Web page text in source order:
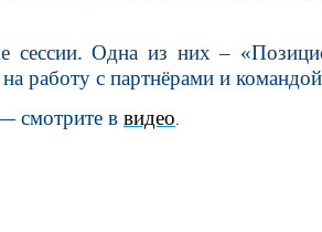
сессии. Одна из них –
работу с партнёрами и
смотрите в видео.